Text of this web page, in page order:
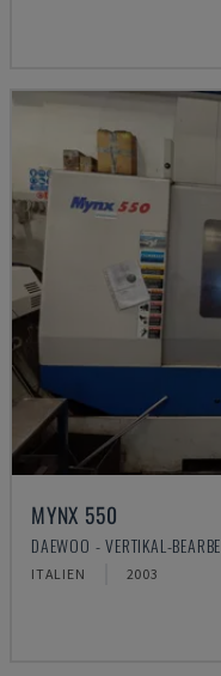
MYNX 550
DAEWOO - VERTIKAL-
ITALIEN 2003